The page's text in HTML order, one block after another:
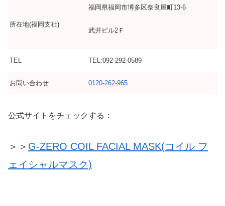
所在地(福岡支社)
福岡県福岡市博多区奈良屋町13-6
武井ビル2Ｆ
TEL TEL:092-292-0589
お問い合わせ 0120-262-965
公式サイトをチェックする：
＞＞ G-ZERO COIL FACIAL MASK(コイル フ
ェイシャルマスク)